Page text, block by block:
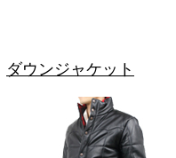
ダウンジャケット